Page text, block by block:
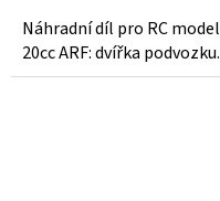
Náhradní díl pro RC
20cc ARF: dvířka podvozku.